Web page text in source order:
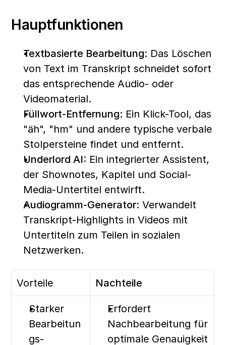
Hauptfunktionen
Textbasierte Bearbeitung: Das Löschen
von Text im Transkript schneidet sofort
das entsprechende Audio- oder
Videomaterial.
Füllwort-Entfernung: Ein Klick-Tool, das
"äh", "hm" und andere typische verbale
Stolpersteine findet und entfernt.
Underlord AI: Ein integrierter Assistent,
der Shownotes, Kapitel und Social-
Media-Untertitel entwirft.
Audiogramm-Generator: Verwandelt
Transkript-Highlights in Videos mit
Untertiteln zum Teilen in sozialen
Netzwerken.
Vorteile Nachteile
Starker
Bearbeitun
gs-
Erfordert
Nachbearbeitung für
optimale Genauigkeit